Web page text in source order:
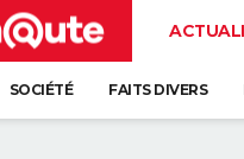
SOCIÉTÉ FAITS DIVERS